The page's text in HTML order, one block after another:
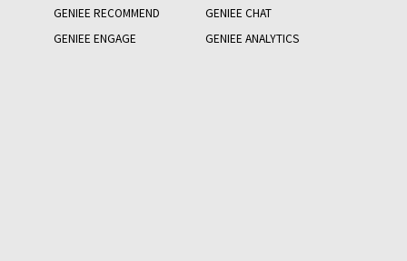
GENIEE RECOMMEND
GENIEE CHAT
GENIEE ENGAGE
GENIEE ANALYTICS